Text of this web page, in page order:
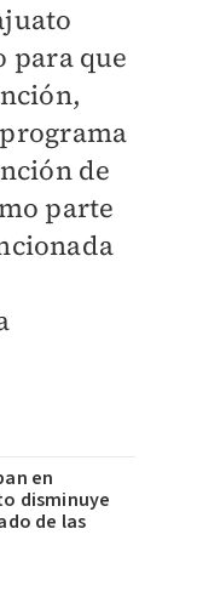
para que
de
parte
en
disminuye
de las